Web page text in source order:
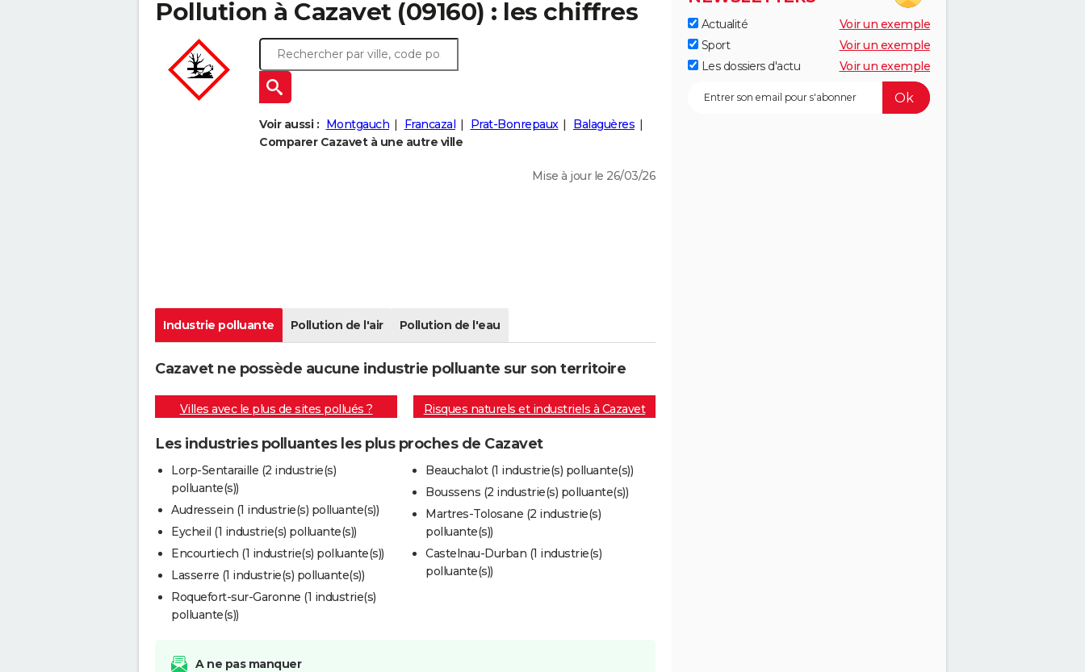
Pollution à Cazavet (09160) : les chiffres
Voir aussi : Montgauch Francazal Prat-Bonrepaux
Balaguères
Comparer Cazavet à une autre ville
Mise à jour le 26/03/26
Industrie polluante Pollution de l'air Pollution de l'eau
Cazavet ne possède aucune industrie polluante sur son territoire
Villes avec le plus de sites pollués ? Risques naturels et industriels à Cazavet
Les industries polluantes les plus proches de Cazavet
Lorp-Sentaraille (2 industrie(s)
polluante(s))
Audressein (1 industrie(s) polluante(s))
Eycheil (1 industrie(s) polluante(s))
Encourtiech (1 industrie(s) polluante(s))
Lasserre (1 industrie(s) polluante(s))
Roquefort-sur-Garonne (1 industrie(s)
polluante(s))
Beauchalot (1 industrie(s) polluante(s))
Boussens (2 industrie(s) polluante(s))
Martres-Tolosane (2 industrie(s)
polluante(s))
Castelnau-Durban (1 industrie(s)
polluante(s))
A ne pas manquer
Actualité
Voir un exemple
Sport
Voir un exemple
Les dossiers d'actu
Voir un exemple